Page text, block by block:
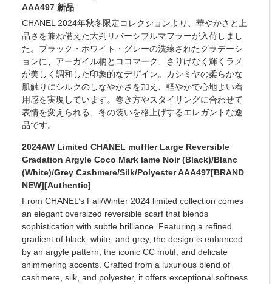
AAA497 新品
CHANEL 2024年秋冬限定コレクションより、華やかさと上
品さを兼ね備えた大判リバーシブルマフラーが入荷しまし
た。ブラック・ホワイト・グレーの洗練されたグラデーシ
ョンに、アーガイル柄とココマーク、さりげなく輝くラメ
が美しく調和した印象的なデザイン。カシミヤの柔らかな
肌触りにシルクのしなやかさを加え、軽やかで心地よい着
用感を実現しています。巻き方やスタイリングに合わせて
表情を変えられる、冬の装いを格上げするエレガントな逸
品です。
2024AW Limited CHANEL muffler Large Reversible
Gradation Argyle Coco Mark lame Noir (Black)/Blanc
(White)/Grey Cashmere/Silk/Polyester AAA497[BRAND
NEW][Authentic]
From CHANEL’s Fall/Winter 2024 limited collection comes
an elegant oversized reversible scarf that blends
sophistication with subtle brilliance. Featuring a refined
gradient of black, white, and grey, the design is enhanced
by an argyle pattern, the iconic CC motif, and delicate
shimmering accents. Crafted from a luxurious blend of
cashmere, silk, and polyester, it offers exceptional softness